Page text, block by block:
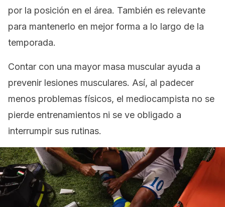
por la posición en el área. También es relevante
para mantenerlo en mejor forma a lo largo de la
temporada.
Contar con una mayor masa muscular ayuda a
prevenir lesiones musculares. Así, al padecer
menos problemas físicos, el mediocampista no se
pierde entrenamientos ni se ve obligado a
interrumpir sus rutinas.